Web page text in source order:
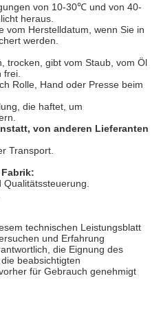
von 10-30℃ und von 40-
heraus.
vom Herstelldatum, wenn Sie in
werden.
trocken, gibt vom Staub, vom Öl
Rolle, Hand oder Presse beim
die haftet, um
von anderen Lieferanten
Transport.
technischen Leistungsblatt
und Erfahrung
die Eignung des
beabsichtigten
für Gebrauch genehmigt